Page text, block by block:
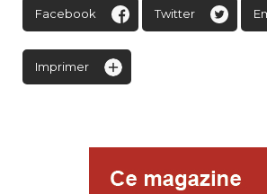
Facebook Twitter
Imprimer